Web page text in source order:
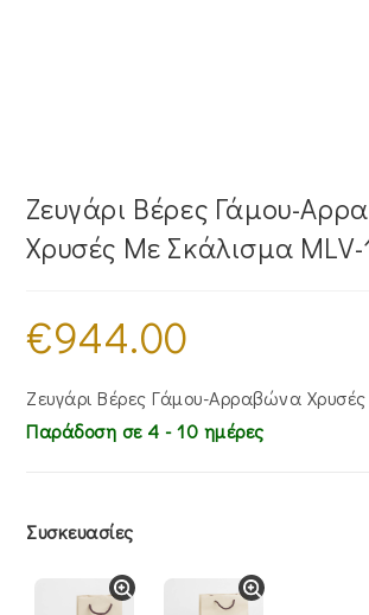
Ζευγάρι Βέρες Γάμου-
Χρυσές Με Σκάλισμα MLV-
€944.00
Ζευγάρι Βέρες Γάμου-Αρραβώνα
Παράδοση σε 4 - 10 ημέρες
Συσκευασίες